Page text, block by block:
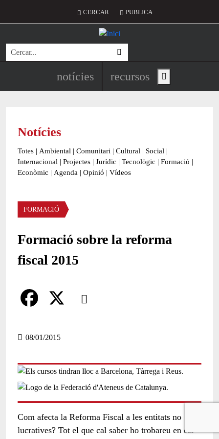
Menú del compte d'usuari
CERCAR PUBLICA
Cerca
Navegació principal de
notícies recursos Show main menu
Notícies
Totes | Ambiental | Comunitari | Cultural | Social |
Internacional | Projectes | Jurídic | Tecnològic | Formació |
Econòmic | Agenda | Opinió | Vídeos
Àmbit de la notícia
FORMACIÓ
Formació sobre la reforma
fiscal 2015
Comparteix
a
e
b
08/01/2015
Com afecta la Reforma Fiscal a les entitats no
lucratives? Tot el que cal saber ho trobareu en els